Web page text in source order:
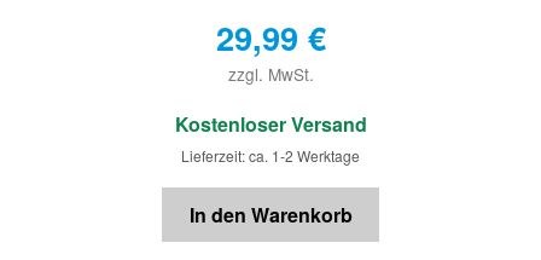
29,99 €
zzgl. MwSt.
€
Kostenloser Versand
Lieferzeit: ca. 1-2 Werktage
In den Warenkorb